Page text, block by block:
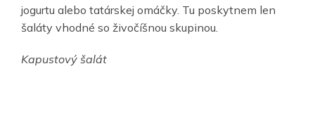
jogurtu alebo tatárskej omáčky. Tu poskytnem len
šaláty vhodné so živočíšnou skupinou.
Kapustový šalát